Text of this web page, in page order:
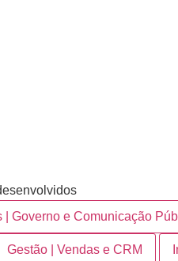
| Governo e Comunicação
Gestão | Vendas e CRM